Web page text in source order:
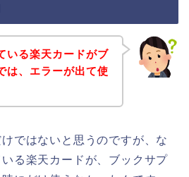
いる楽天カードがブ
は、エラーが出て使
ではないと思うのですが、な
る楽天カードが、ブックサプ